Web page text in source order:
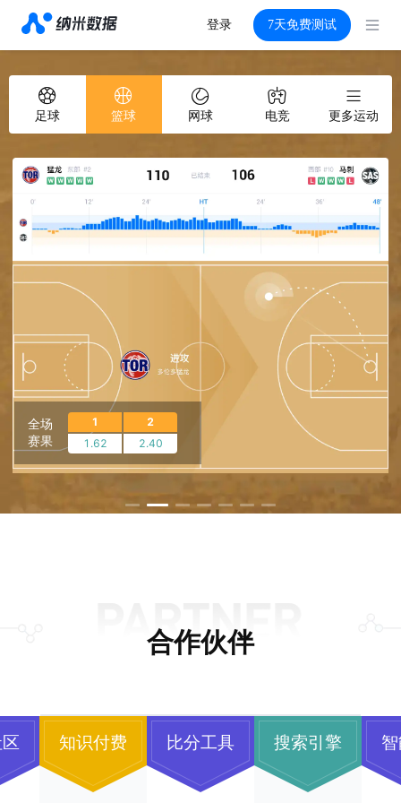
登录 7天免费测试
足球 篮球 网球 电竞 更多运动
全场
赛果
1
2
1.62
2.40
支持多款主流电竞项目
Dota 2 CS:GO LOL 王者荣耀
全场
赛果
1
2
2.20
2.60
合作伙伴
知识付费 比分工具 搜索引擎